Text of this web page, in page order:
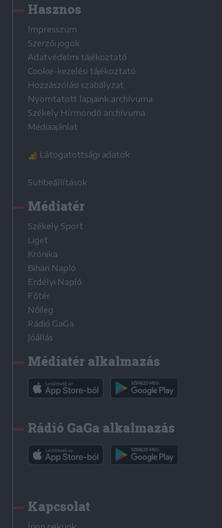
Hasznos
Impresszum
Szerzői jogok
Adatvédelmi tájékoztató
Cookie-kezelési tájékoztató
Hozzászólási szabályzat
Nyomtatott lapjaink archívuma
Székely Hírmondó archívuma
Médiaajánlat
Látogatottsági adatok
Sütibeállítások
Médiatér
Székely Sport
Liget
Krónika
Bihari Napló
Erdélyi Napló
Főtér
Nőileg
Rádió GaGa
Jóállás
Médiatér alkalmazás
Rádió GaGa alkalmazás
Kapcsolat